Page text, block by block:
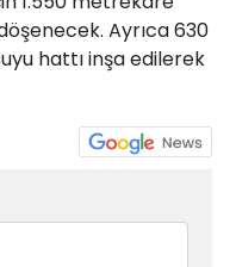
Ayrıca 630
hattı inşa edilerek